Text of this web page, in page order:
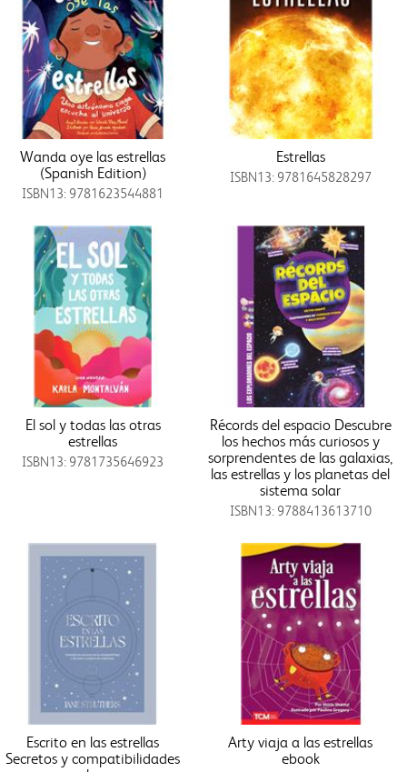
Wanda oye las estrellas
(Spanish Edition)
ISBN13: 9781623544881
Estrellas
ISBN13: 9781645828297
El sol y todas las otras
estrellas
ISBN13: 9781735646923
Récords del espacio Descubre
los hechos más curiosos y
sorprendentes de las galaxias,
las estrellas y los planetas del
sistema solar
ISBN13: 9788413613710
Escrito en las estrellas
Secretos y compatibilidades
Arty viaja a las estrellas
ebook